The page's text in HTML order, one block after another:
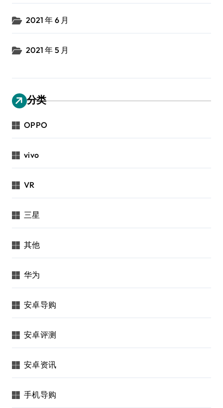
2021 年 6 月
2021 年 5 月
分类
OPPO
vivo
VR
三星
其他
华为
安卓导购
安卓评测
安卓资讯
手机导购